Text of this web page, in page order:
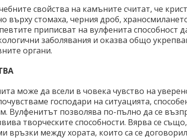
свойства на камъните считат, че
върху стомаха, черния дроб,
приписват на вулфенита способност
заболявания и оказва общо
органи.
може да всели в човека чувство на
господари на ситуацията,
Вулфенитът позволява по-пълно да се
творческите способности. Вярва се
връзки между хората, които са се